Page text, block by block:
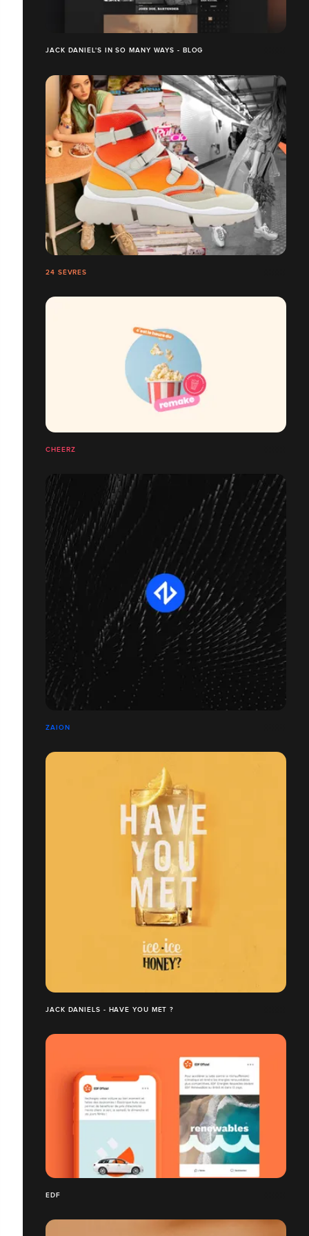
JACK DANIEL'S IN SO MANY WAYS - BLOG
24 SÈVRES
CHEERZ
ZAION
JACK DANIELS - HAVE YOU MET ?
EDF